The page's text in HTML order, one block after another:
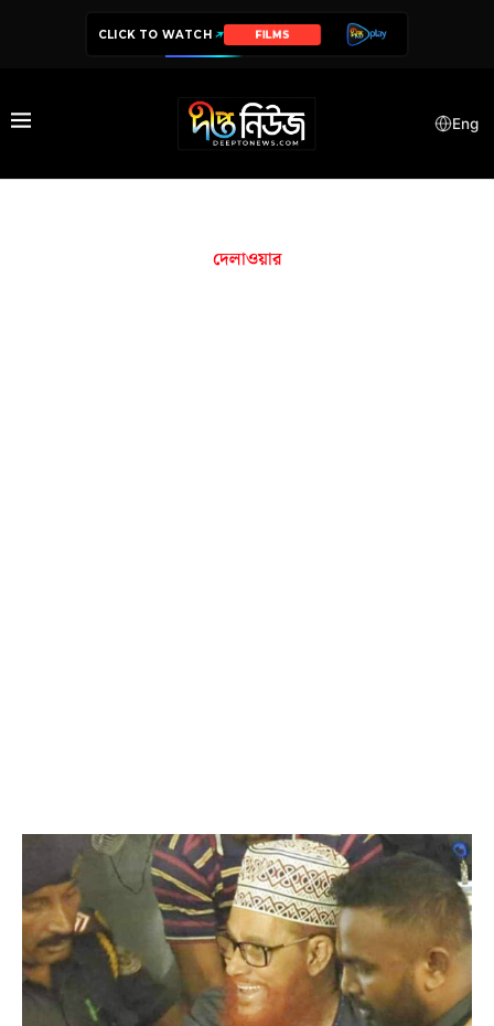
CLICK TO WATCH FILMS
Eng
দেলাওয়ার